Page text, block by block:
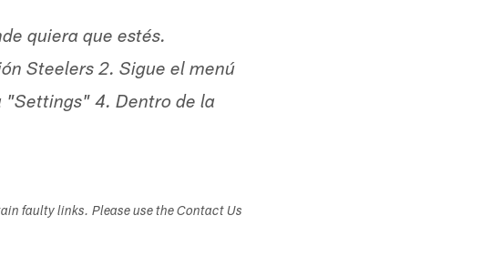
quiera que estés.
Steelers 2. Sigue el menú
"Settings" 4. Dentro de la
faulty links. Please use the Contact Us